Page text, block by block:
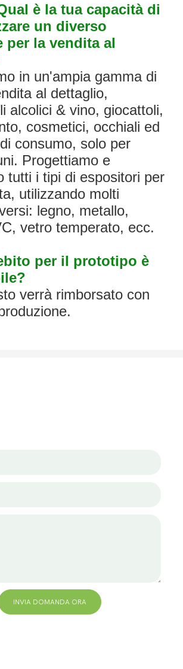
è la tua capacità di
un diverso
per la vendita al
in un'ampia gamma di
al dettaglio,
alcolici & vino, giocattoli,
cosmetici, occhiali ed
consumo, solo per
Progettiamo e
tutti i tipi di espositori per
utilizzando molti
legno, metallo,
vetro temperato, ecc.
per il prototipo è
verrà rimborsato con
INVIA DOMANDA ORA